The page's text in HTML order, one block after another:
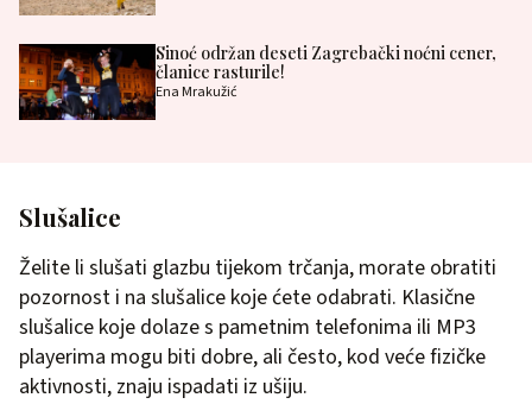
Sinoć održan deseti Zagrebački noćni cener,
članice rasturile!
Ena Mrakužić
Slušalice
Želite li slušati glazbu tijekom trčanja, morate obratiti
pozornost i na slušalice koje ćete odabrati. Klasične
slušalice koje dolaze s pametnim telefonima ili MP3
playerima mogu biti dobre, ali često, kod veće fizičke
aktivnosti, znaju ispadati iz ušiju.